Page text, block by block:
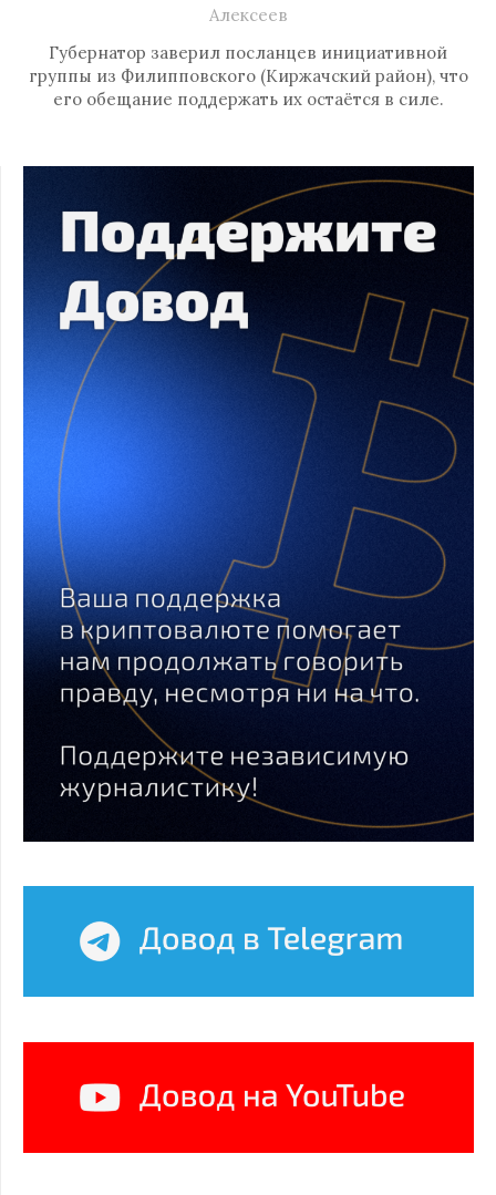
Алексеев
Губернатор заверил посланцев инициативной
группы из Филипповского (Киржачский район), что
его обещание поддержать их остаётся в силе.